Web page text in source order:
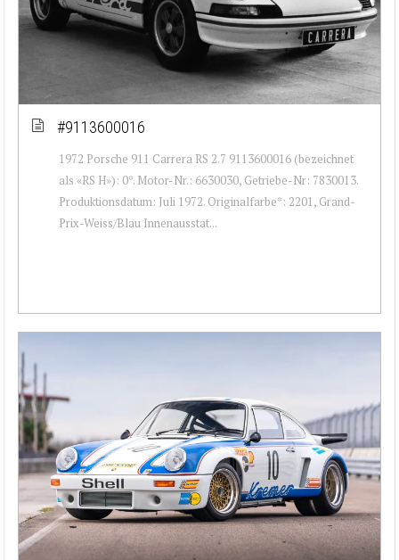
#9113600016
1972 Porsche 911 Carrera RS 2.7 9113600016 (bezeichnet
als «RS H»): 0*. Motor-Nr.: 6630030, Getriebe-Nr: 7830013.
Produktionsdatum: Juli 1972. Originalfarbe*: 2201, Grand-
Prix-Weiss/Blau Innenausstat...